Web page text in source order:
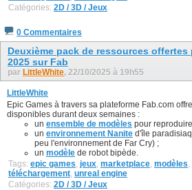
Catégories: 2D / 3D / Jeux
0 Commentaires
Deuxième pack de ressources
2025 sur Fab
par LittleWhite, 22/10/2025 à 19h55
LittleWhite
Epic Games à travers sa plateforme Fab.com
disponibles durant deux semaines :
un ensemble de modèles pour
un environnement Nanite d'île
peu l'environnement de Far Cry) ;
un modèle de robot bipède.
Tags: epic games, jeux, marketplace, modèles,
téléchargement, unreal engine
Catégories: 2D / 3D / Jeux